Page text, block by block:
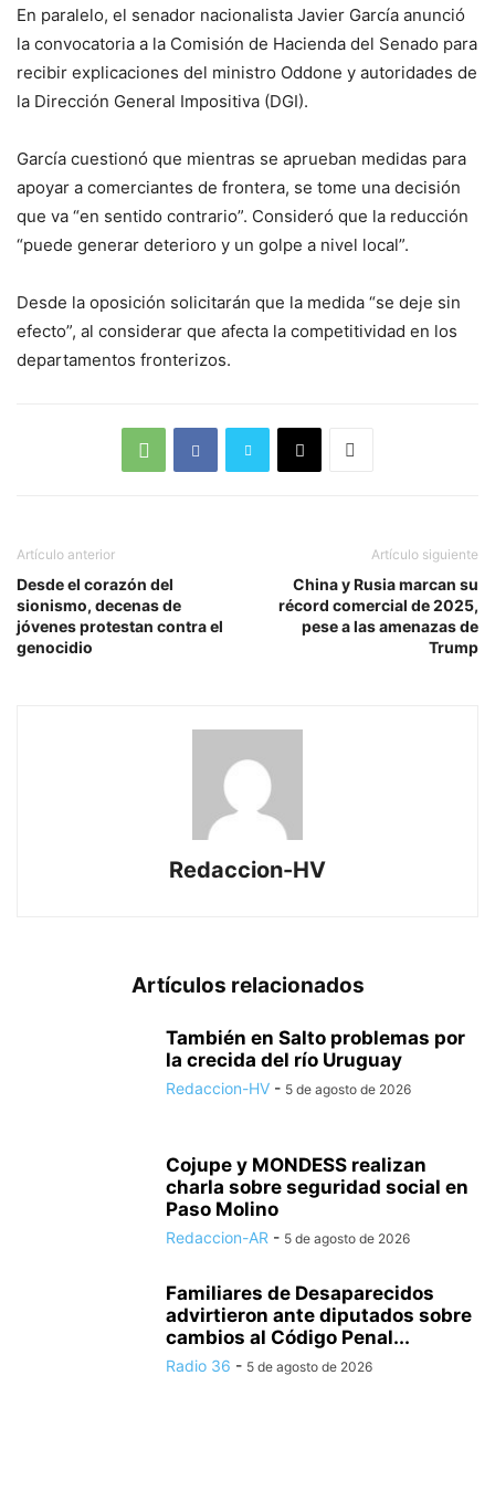
En paralelo, el senador nacionalista Javier García anunció
la convocatoria a la Comisión de Hacienda del Senado para
recibir explicaciones del ministro Oddone y autoridades de
la Dirección General Impositiva (DGI).
García cuestionó que mientras se aprueban medidas para
apoyar a comerciantes de frontera, se tome una decisión
que va “en sentido contrario”. Consideró que la reducción
“puede generar deterioro y un golpe a nivel local”.
Desde la oposición solicitarán que la medida “se deje sin
efecto”, al considerar que afecta la competitividad en los
departamentos fronterizos.
Artículo anterior
Desde el corazón del
sionismo, decenas de
jóvenes protestan contra el
genocidio
Artículo siguiente
China y Rusia marcan su
récord comercial de 2025,
pese a las amenazas de
Trump
Redaccion-HV
Artículos relacionados
También en Salto problemas por
la crecida del río Uruguay
Redaccion-HV - 5 de agosto de 2026
Cojupe y MONDESS realizan
charla sobre seguridad social en
Paso Molino
Redaccion-AR - 5 de agosto de 2026
Familiares de Desaparecidos
advirtieron ante diputados sobre
cambios al Código Penal...
Radio 36 - 5 de agosto de 2026